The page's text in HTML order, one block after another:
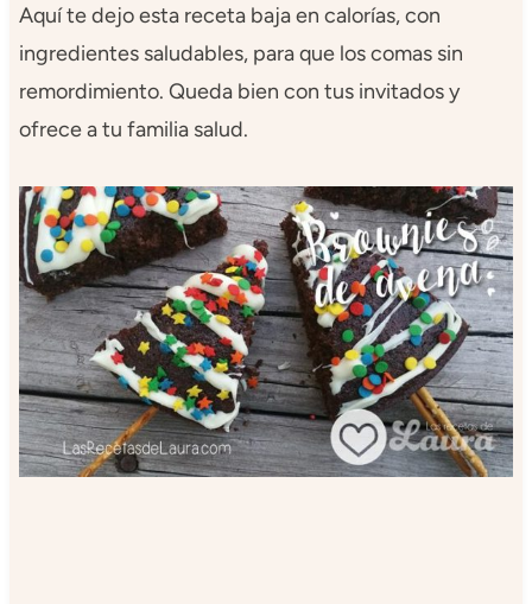
Aquí te dejo esta receta baja en calorías, con
ingredientes saludables, para que los comas sin
remordimiento. Queda bien con tus invitados y
ofrece a tu familia salud.